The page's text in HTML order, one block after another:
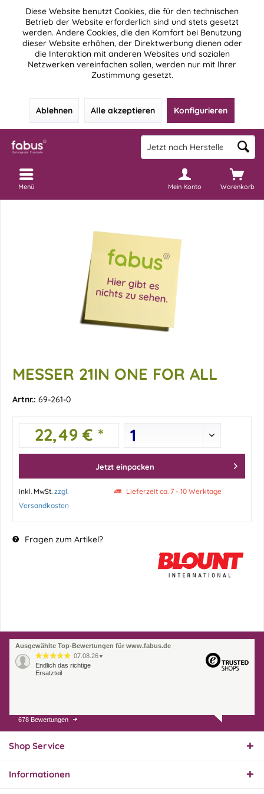
Diese Website benutzt Cookies, die für den technischen
Betrieb der Website erforderlich sind und stets gesetzt
werden. Andere Cookies, die den Komfort bei Benutzung
dieser Website erhöhen, der Direktwerbung dienen oder
die Interaktion mit anderen Websites und sozialen
Netzwerken vereinfachen sollen, werden nur mit Ihrer
Zustimmung gesetzt.
Ablehnen Alle akzeptieren Konfigurieren
Warenkorb
Mein Konto
Menü
MESSER 21IN ONE FOR ALL
Artnr.: 69-261-0
22,49 € *
Jetzt einpacken
inkl. MwSt. zzgl.
Versandkosten
Lieferzeit ca. 7 - 10 Werktage
Fragen zum Artikel?
Ausgewählte Top-Bewertungen für www.fabus.de
07.08.26 ▼
Endlich das richtige
Ersatzteil
01.08.26
Innerhalb 2 Tagen Ware
678 Bewertungen
Shop Service
Informationen